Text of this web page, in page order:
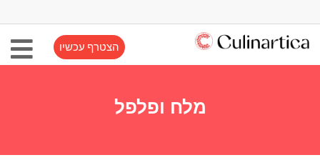
הצטרף עכשיו
מלח ופלפל